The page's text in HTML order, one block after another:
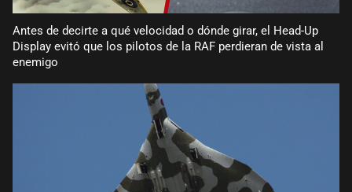
Antes de decirte a qué velocidad o dónde girar, el Head-Up
Display evitó que los pilotos de la RAF perdieran de vista al
enemigo